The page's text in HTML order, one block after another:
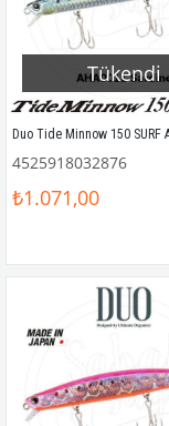
Tükendi
4525918032876
₺1.071,00